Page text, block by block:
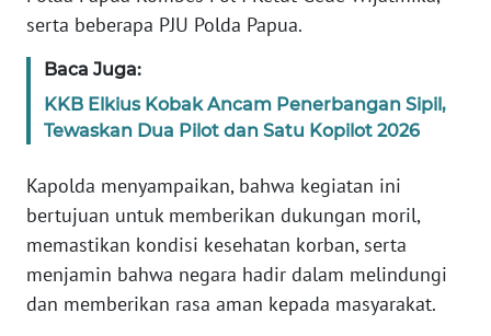
serta beberapa PJU Polda Papua.
Baca Juga:
KKB Elkius Kobak Ancam Penerbangan Sipil,
Tewaskan Dua Pilot dan Satu Kopilot 2026
Kapolda menyampaikan, bahwa kegiatan ini
bertujuan untuk memberikan dukungan moril,
memastikan kondisi kesehatan korban, serta
menjamin bahwa negara hadir dalam melindungi
dan memberikan rasa aman kepada masyarakat.
SUMUT
WN
JAKARTA
JABAR
WN
BANTEN